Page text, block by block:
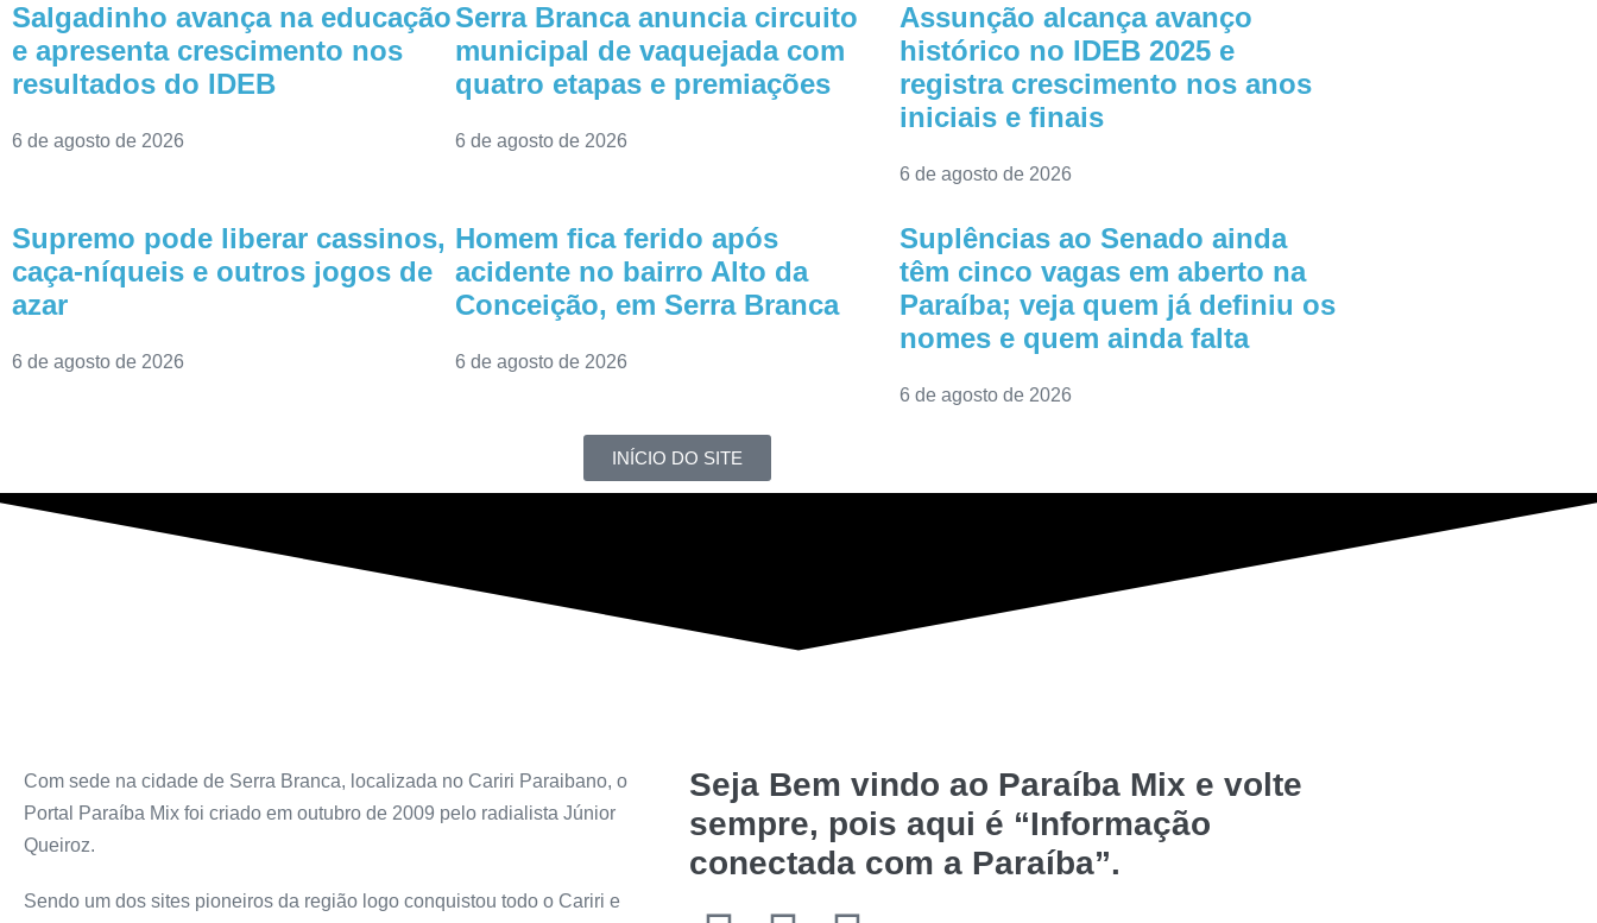
Salgadinho avança na educação
e apresenta crescimento nos
resultados do IDEB
6 de agosto de 2026
Serra Branca anuncia circuito
municipal de vaquejada com
quatro etapas e premiações
6 de agosto de 2026
Assunção alcança avanço
histórico no IDEB 2025 e
registra crescimento nos anos
iniciais e finais
6 de agosto de 2026
Supremo pode liberar cassinos,
caça-níqueis e outros jogos de
azar
6 de agosto de 2026
Homem fica ferido após
acidente no bairro Alto da
Conceição, em Serra Branca
6 de agosto de 2026
Suplências ao Senado ainda
têm cinco vagas em aberto na
Paraíba; veja quem já definiu os
nomes e quem ainda falta
6 de agosto de 2026
INÍCIO DO SITE
Com sede na cidade de Serra Branca, localizada no Cariri Paraibano, o
Portal Paraíba Mix foi criado em outubro de 2009 pelo radialista Júnior
Queiroz.
Sendo um dos sites pioneiros da região logo conquistou todo o Cariri e
Seja Bem vindo ao Paraíba Mix e volte
sempre, pois aqui é “Informação
conectada com a Paraíba”.